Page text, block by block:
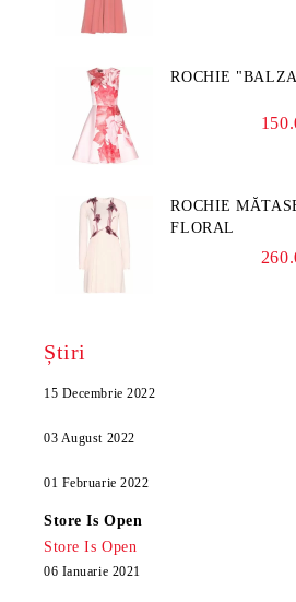
ROCHIE
ROCHIE
FLORAL
Știri
15 Decembrie 2022
03 August 2022
01 Februarie 2022
Store Is Open
Store Is Open
06 Ianuarie 2021